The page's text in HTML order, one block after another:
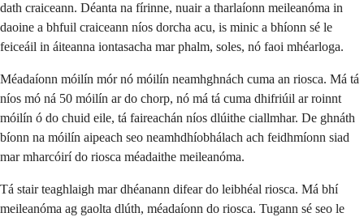
dath craiceann. Déanta na fírinne, nuair a tharlaíonn meileanóma in
daoine a bhfuil craiceann níos dorcha acu, is minic a bhíonn sé le
feiceáil in áiteanna iontasacha mar phalm, soles, nó faoi mhéarloga.
Méadaíonn móilín mór nó móilín neamhghnách cuma an riosca. Má tá
níos mó ná 50 móilín ar do chorp, nó má tá cuma dhifriúil ar roinnt
móilín ó do chuid eile, tá faireachán níos dlúithe ciallmhar. De ghnáth
bíonn na móilín aipeach seo neamhdhíobhálach ach feidhmíonn siad
mar mharcóirí do riosca méadaithe meileanóma.
Tá stair teaghlaigh mar dhéanann difear do leibhéal riosca. Má bhí
meileanóma ag gaolta dlúth, méadaíonn do riosca. Tugann sé seo le